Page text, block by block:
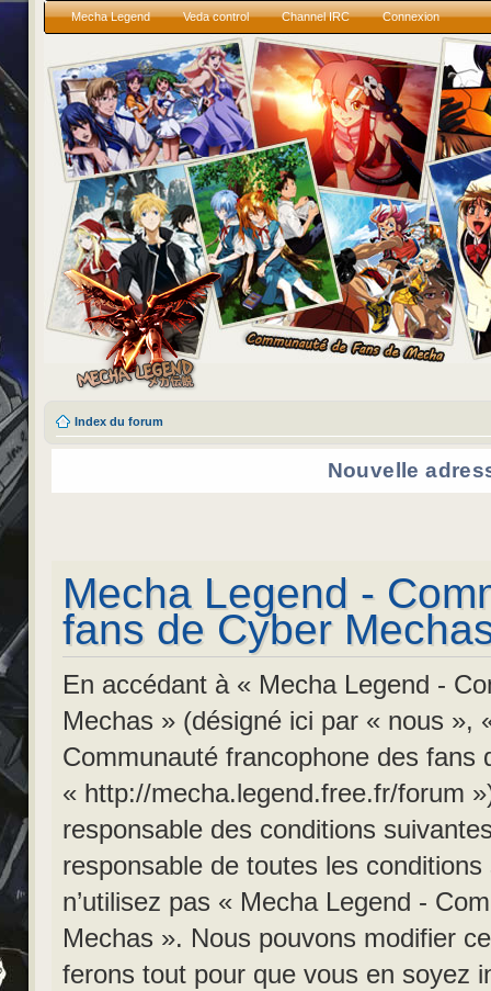
Mecha Legend Veda control Channel IRC Connexion
Index du forum
Nouvelle
Mecha Legend -
fans de Cyber
En accédant à « Mecha Legend -
Mechas » (désigné ici par « nous »,
Communauté francophone des fans
« http://mecha.legend.free.fr/forum
responsable des conditions
responsable de toutes les
n’utilisez pas « Mecha Legend -
Mechas ». Nous pouvons modifier
ferons tout pour que vous en soyez